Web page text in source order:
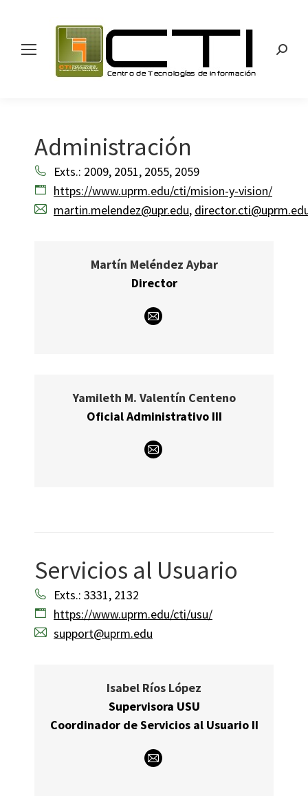
Administración
Exts.: 2009, 2051, 2055, 2059
https://www.uprm.edu/cti/mision-y-vision/
martin.melendez@upr.edu,
Martín Meléndez Aybar
Director
E-
Yamileth M. Valentín Centeno
Oficial Administrativo III
E-
Servicios al Usuario
Exts.: 3331, 2132
https://www.uprm.edu/cti/usu/
support@uprm.edu
Isabel Ríos López
Supervisora USU
Coordinador de Servicios al Usuario II
E-